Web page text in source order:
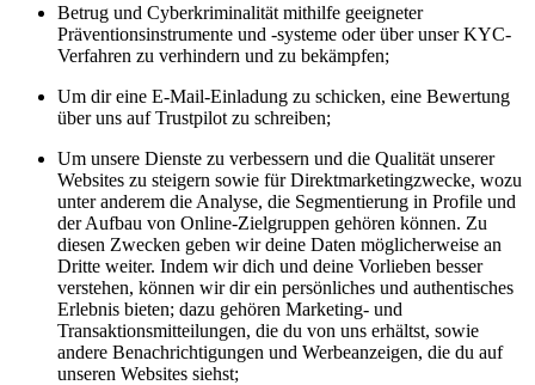
Betrug und Cyberkriminalität mithilfe geeigneter
Präventionsinstrumente und -systeme oder über unser KYC-
Verfahren zu verhindern und zu bekämpfen;
Um dir eine E-Mail-Einladung zu schicken, eine Bewertung
über uns auf Trustpilot zu schreiben;
Um unsere Dienste zu verbessern und die Qualität unserer
Websites zu steigern sowie für Direktmarketingzwecke, wozu
unter anderem die Analyse, die Segmentierung in Profile und
der Aufbau von Online-Zielgruppen gehören können. Zu
diesen Zwecken geben wir deine Daten möglicherweise an
Dritte weiter. Indem wir dich und deine Vorlieben besser
verstehen, können wir dir ein persönliches und authentisches
Erlebnis bieten; dazu gehören Marketing- und
Transaktionsmitteilungen, die du von uns erhältst, sowie
andere Benachrichtigungen und Werbeanzeigen, die du auf
unseren Websites siehst;